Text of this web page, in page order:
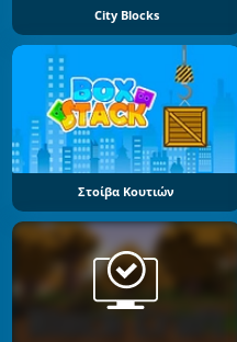
City Blocks
Στοίβα Κουτιών